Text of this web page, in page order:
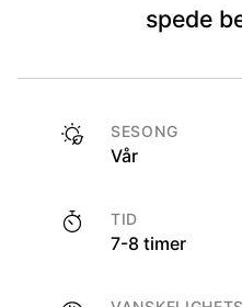
spede
SESONG
Vår
TID
7-8 timer